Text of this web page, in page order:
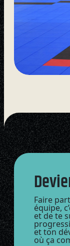
Faire
équipe,
et de te
et ton
où ça